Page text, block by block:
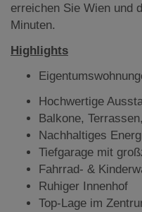
erreichen Sie Wien und
Minuten.
Highlights
Hochwertige
Balkone,
Nachhaltiges
Tiefgarage mit
Fahrrad- &
Ruhiger Innenhof
Top-Lage im